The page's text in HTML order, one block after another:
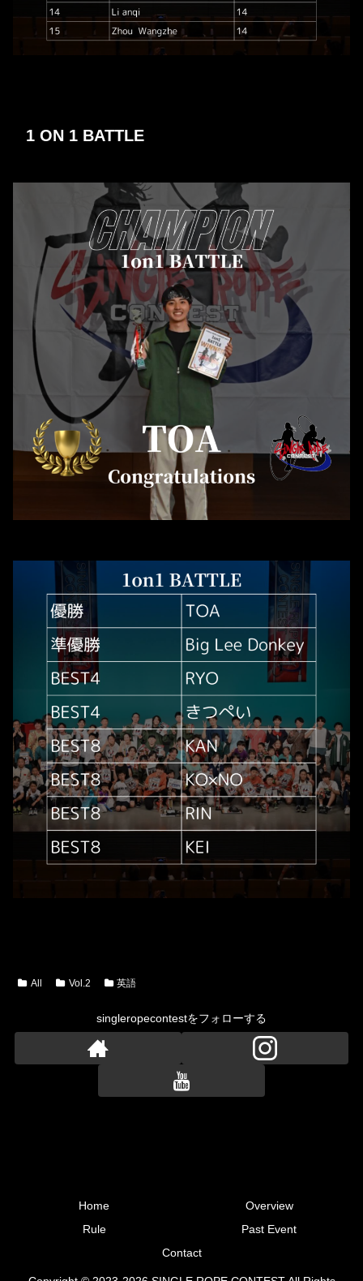
1 ON 1 BATTLE
All Vol.2 英語
singleropecontestをフォローする
Home
Overview
Rule
Past Event
Contact